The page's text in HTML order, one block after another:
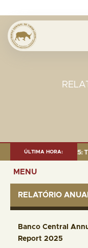
ÚLTIMA HORA:
AS OF 30 SEP. 2025:
MENU
RELATÓRIO
Banco Central
Report 2025